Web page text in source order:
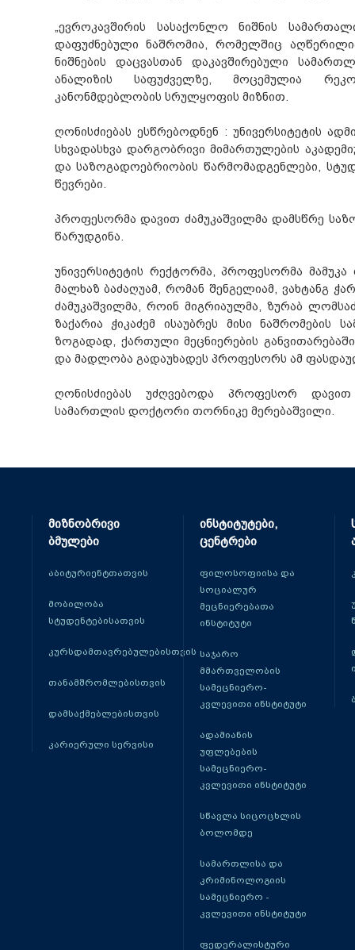
„ევროკავშირის სასაქონლო ნიშნის
დაფუძნებული ნაშრომია, რომელშიც
ნიშნების დაცვასთან დაკავშირებული
ანალიზის საფუძველზე, მოცემულია
კანონმდებლობის სრულყოფის მიზნით.
ღონისძიებას ესწრებოდნენ : უნივერსიტეტის
სხვადასხვა დარგობრივი მიმართულების
და საზოგადოებრიობის წარმომადგენლები,
წევრები.
პროფესორმა დავით ძამუკაშვილმა დამსწრე
წარუდგინა.
უნივერსიტეტის რექტორმა, პროფესორმა
მალხაზ ბაძაღუამ, რომან შენგელიამ, ვახტანგ
ძამუკაშვილმა, როინ მიგრიაულმა, ზურაბ
ზაქარია ჭიკაძემ ისაუბრეს მისი ნაშრომების
ზოგადად, ქართული მეცნიერების
და მადლობა გადაუხადეს პროფესორს ამ
ღონისძიებას უძღვებოდა პროფესორ
სამართლის დოქტორი თორნიკე მერებაშვილი.
მიზნობრივი
ბმულები
აბიტურიენტთათვის
მობილობა
სტუდენტებისათვის
კურსდამთავრებულებისთვის
თანამშრომლებისთვის
დამსაქმებლებისთვის
კარიერული სერვისი
ინსტიტუტები,
ცენტრები
ფილოსოფიისა და
სოციალურ
მეცნიერებათა
ინსტიტუტი
საჯარო
მმართველობის
სამეცნიერო-
კვლევითი ინსტიტუტი
ადამიანის
უფლებების
სამეცნიერო-
კვლევითი ინსტიტუტი
სწავლა სიცოცხლის
ბოლომდე
სამართლისა და
კრიმინოლოგიის
სამეცნიერო -
კვლევითი ინსტიტუტი
ფედერალისტური